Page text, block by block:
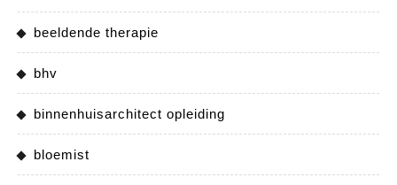
beeldende therapie
bhv
binnenhuisarchitect opleiding
bloemist